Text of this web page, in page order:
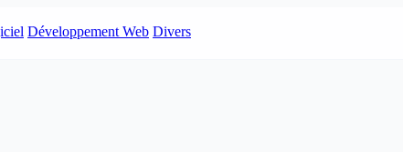
Développement Web Divers